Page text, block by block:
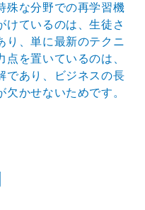
殊な分野での再学習機
けているのは、生徒さ
り、単に最新のテクニ
を置いているのは、
であり、ビジネスの長
かせないためです。